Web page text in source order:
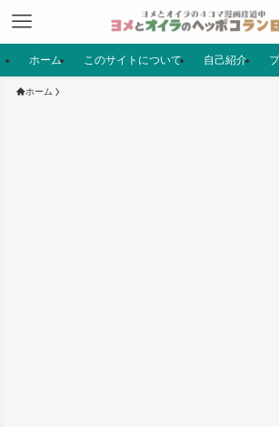
ホーム このサイトについて 自己紹介
ホーム